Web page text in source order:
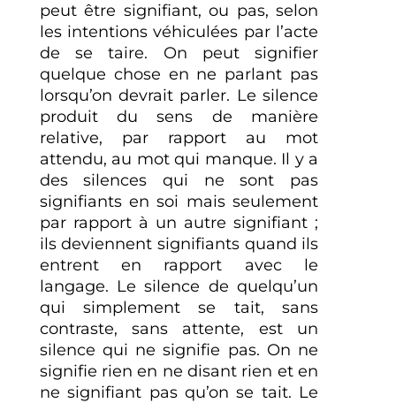
peut être signifiant, ou pas, selon
les intentions véhiculées par l’acte
de se taire. On peut signifier
quelque chose en ne parlant pas
lorsqu’on devrait parler. Le silence
produit du sens de manière
relative, par rapport au mot
attendu, au mot qui manque. Il y a
des silences qui ne sont pas
signifiants en soi mais seulement
par rapport à un autre signifiant ;
ils deviennent signifiants quand ils
entrent en rapport avec le
langage. Le silence de quelqu’un
qui simplement se tait, sans
contraste, sans attente, est un
silence qui ne signifie pas. On ne
signifie rien en ne disant rien et en
ne signifiant pas qu’on se tait. Le